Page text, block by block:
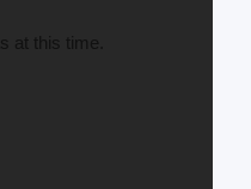
at this time.